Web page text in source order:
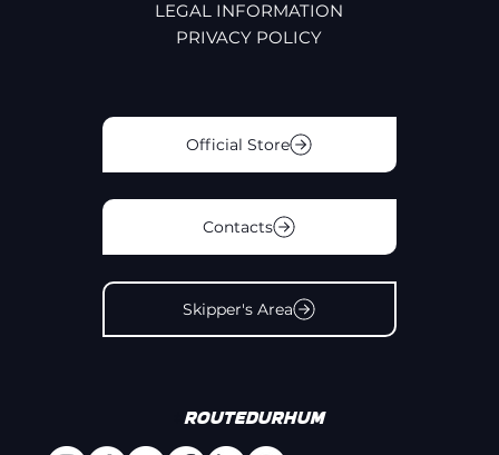
LEGAL INFORMATION
PRIVACY POLICY
Official Store
Contacts
Skipper's Area
#Routedurhum